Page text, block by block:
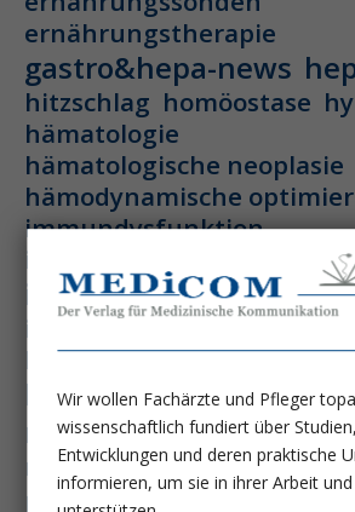
ernährungstherapie
gastro&hepa-news
hitzschlag homöostase
hämatologie
hämatologische neoplasie
hämodynamische
immundysfunktion
immunosep-studie
intensiv-news
intensivstation
kdigo-leitlinien
leberzirrhose
masld metabolische lebererkrankung
multiples myelom
nephro-news
Wir wollen Fachärzte und Pfleger
wissenschaftlich fundiert über
Entwicklungen und deren praktische
informieren, um sie in ihrer Arbeit